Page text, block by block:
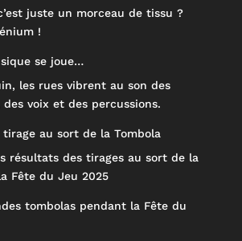
juste un morceau de tissu ?
!
se joue…
les rues vibrent au son des
voix et des percussions.
tirage au sort de la Tombola
résultats des tirages au sort de la
Fête du Jeu 2025
tombolas pendant la Fête du